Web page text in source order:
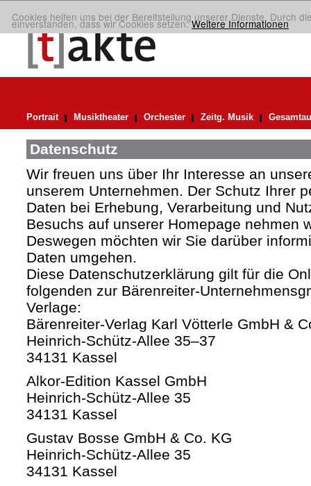
Cookies helfen uns bei der Bereitstellung unserer Dienste. Durch
einverstanden, dass wir Cookies setzen.Weitere Informationen
Portrait Musiktheater Orchester Zeitg. Musik
Datenschutz
Wir freuen uns über Ihr Interesse an
unserem Unternehmen. Der Schutz Ihrer
Daten bei Erhebung, Verarbeitung und
Besuchs auf unserer Homepage nehmen
Deswegen möchten wir Sie darüber
Daten umgehen.
Diese Datenschutzerklärung gilt für die
folgenden zur Bärenreiter-
Verlage:
Bärenreiter-Verlag Karl Vötterle GmbH &
Heinrich-Schütz-Allee 35–37
34131 Kassel
Alkor-Edition Kassel GmbH
Heinrich-Schütz-Allee 35
34131 Kassel
Gustav Bosse GmbH & Co. KG
Heinrich-Schütz-Allee 35
34131 Kassel